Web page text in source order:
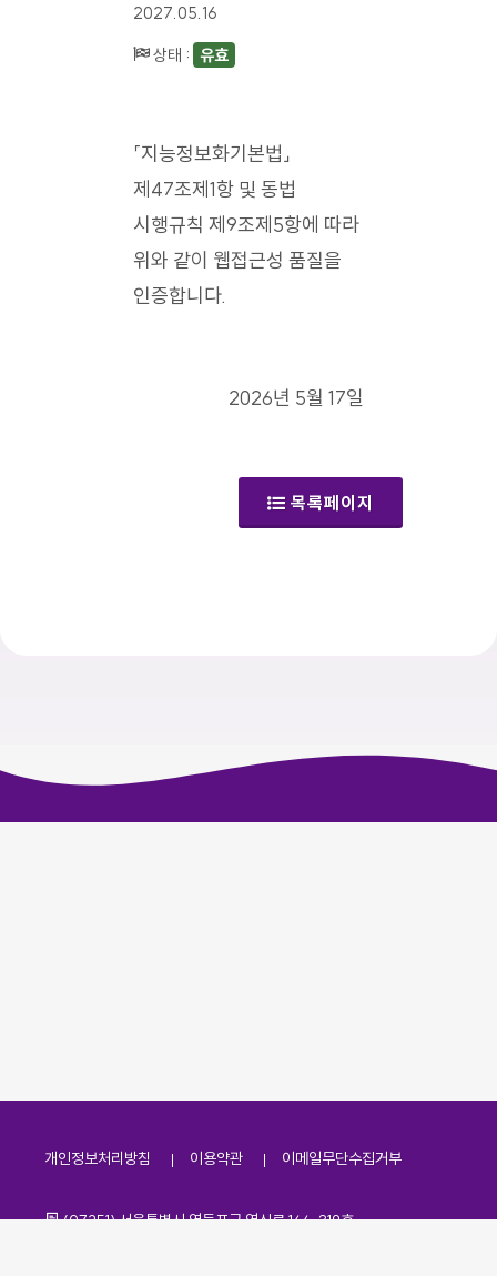
2027.05.16
상태 : 유효
「지능정보화기본법」
제47조제1항 및 동법
시행규칙 제9조제5항에 따라
위와 같이 웹접근성 품질을
인증합니다.
2026년 5월 17일
목록페이지
개인정보처리방침 이용약관 이메일무단수집거부
주소
(07251) 서울특별시 영등포구 영신로 166, 319호